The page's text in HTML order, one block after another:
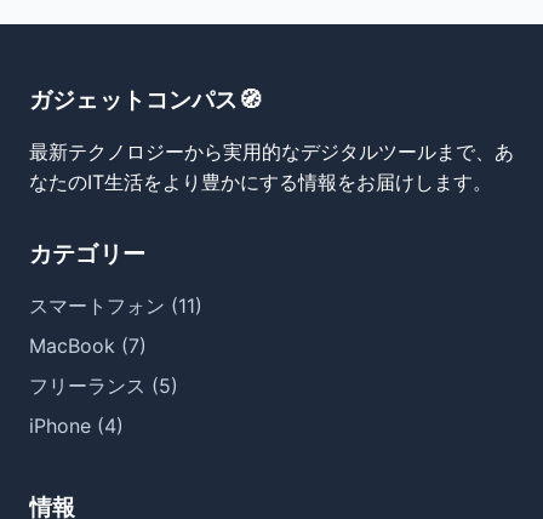
ガジェットコンパス🧭
最新テクノロジーから実用的なデジタルツールまで、あ
なたのIT生活をより豊かにする情報をお届けします。
カテゴリー
スマートフォン (11)
MacBook (7)
フリーランス (5)
iPhone (4)
情報